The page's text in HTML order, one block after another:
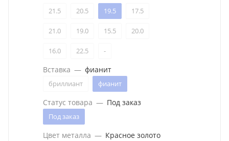
21.5 20.5 19.5 17.5
21.0 19.0 15.5 20.0
16.0 22.5 -
Вставка — фианит
бриллиант фианит
Статус товара — Под заказ
Под заказ
Цвет металла — Красное золото